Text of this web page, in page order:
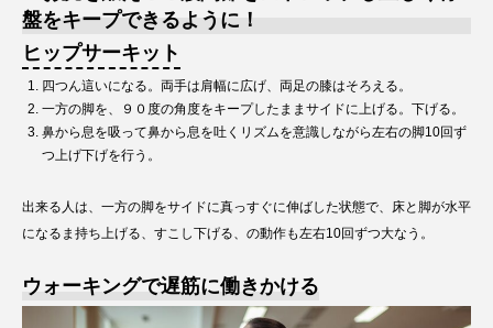
盤をキープできるように！
ヒップサーキット
四つん這いになる。両手は肩幅に広げ、両足の膝はそろえる。
一方の脚を、９０度の角度をキープしたままサイドに上げる。下げる。
鼻から息を吸って鼻から息を吐くリズムを意識しながら左右の脚10回ず
つ上げ下げを行う。
出来る人は、一方の脚をサイドに真っすぐに伸ばした状態で、床と脚が水平
になるま持ち上げる、すこし下げる、の動作も左右10回ずつ大なう。
ウォーキングで遅筋に働きかける